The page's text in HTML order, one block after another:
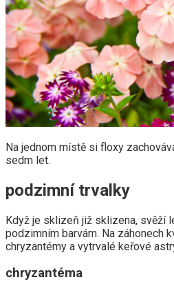
Na jednom místě si floxy
sedm let.
podzimní trvalky
Když je sklizeň již sklizena, svěží
podzimním barvám. Na záhonech
chryzantémy a vytrvalé keřové
chryzantéma